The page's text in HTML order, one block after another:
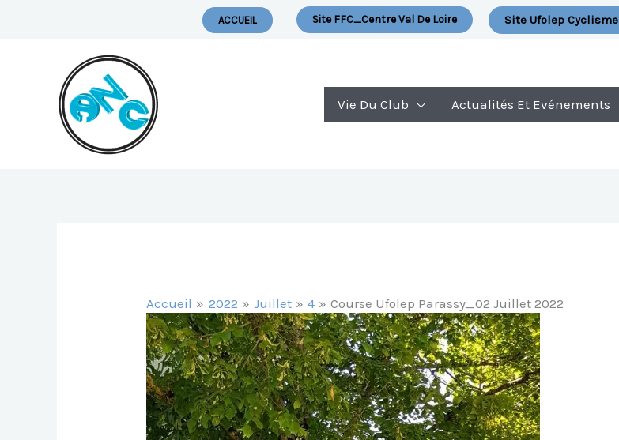
ACCUEIL Site FFC_Centre Val De Loire Site Ufolep Cyclisme
Vie Du Club Actualités Et Evénements
Accueil 2022 Juillet 4 Course Ufolep Parassy_02 Juillet 2022